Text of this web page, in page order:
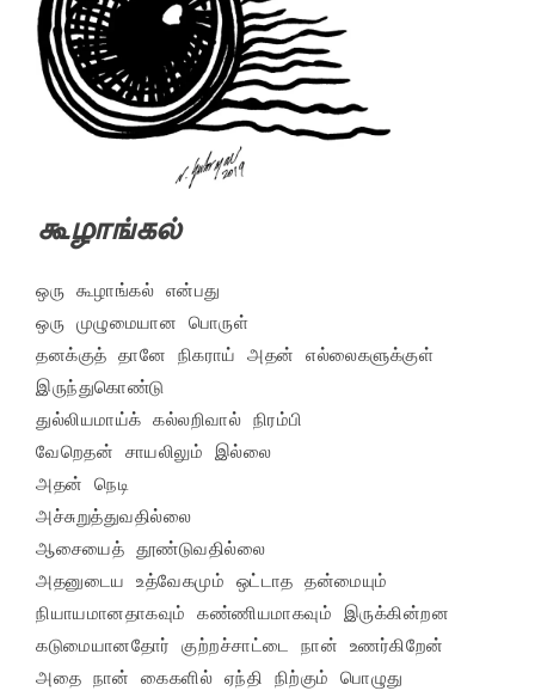
கூழாங்கல்
ஒரு கூழாங்கல் என்பது
ஒரு முழுமையான பொருள்
தனக்குத் தானே நிகராய் அதன் எல்லைகளுக்குள்
இருந்துகொண்டு
துல்லியமாய்க் கல்லறிவால் நிரம்பி
வேறெதன் சாயலிலும் இல்லை
அதன் நெடி
அச்சுறுத்துவதில்லை
ஆசையைத் தூண்டுவதில்லை
அதனுடைய உத்வேகமும் ஒட்டாத தன்மையும்
நியாயமானதாகவும் கண்ணியமாகவும் இருக்கின்றன
கடுமையானதோர் குற்றச்சாட்டை நான் உணர்கிறேன்
அதை நான் கைகளில் ஏந்தி நிற்கும் பொழுது